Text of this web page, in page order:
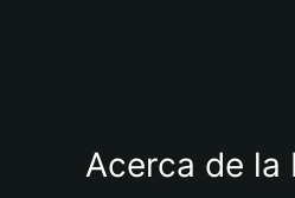
Acerca de la